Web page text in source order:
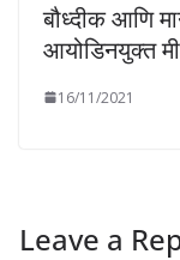
बौध्दीक आणि
आयोडिनयुक्त
16/11/2021
Leave a